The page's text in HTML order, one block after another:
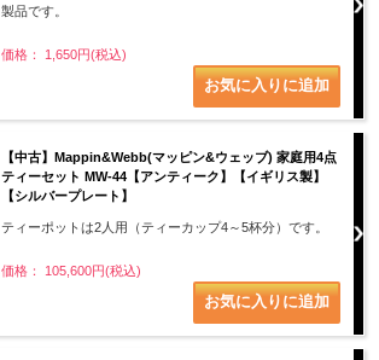
製品です。
価格： 1,650円(税込)
【中古】Mappin&Webb(マッピン&ウェッブ) 家庭用4点
ティーセット MW-44【アンティーク】【イギリス製】
【シルバープレート】
ティーポットは2人用（ティーカップ4～5杯分）です。
価格： 105,600円(税込)